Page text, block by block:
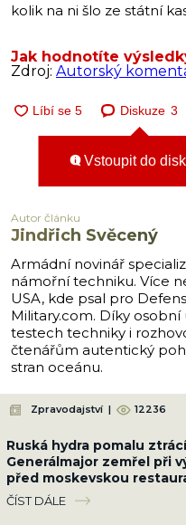
kolik na ni šlo ze státní
Jak hodnotíte
Zdroj: Autorský
Diskuze 3
Vstoupit do
Autor článku
Jindřich Svěcený
Armádní novinář
námořní techniku. Více
USA, kde psal pro
Military.com. Díky osobní
testech techniky i
čtenářům autentický
stran oceánu.
Zpravodajství | 12236
Ruská hydra pomalu
Generálmajor zemřel při
před moskevskou
když slavil narozeniny šéfa
vzdušných sil
ČÍST DÁLE